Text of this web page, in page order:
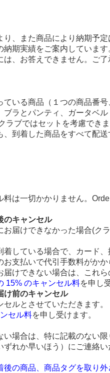
り、また商品により納期予
納期実績をご案内しています
は、お答えできません。ご
ている商品（１つの商品番
ブラとパンティ、ガータベ
ラブではセットを考慮でき
、到着した商品をすべて配
料は一切かかりません。
のキャンセル
お届けできなかった場合(ク
着している場合で、カード
お支払いで代引手数料がか
届けできない場合は、これ
15% のキャンセル料を申し
け前のキャンセル
ルとさせていただきます。
セル料を申し受けます。
い場合は、特に記載のない
ずれか早いほう）にご連絡
後の商品、商品タグを取り